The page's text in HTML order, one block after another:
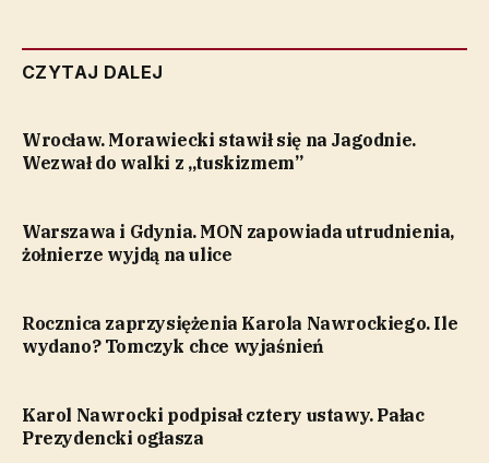
CZYTAJ DALEJ
Wrocław. Morawiecki stawił się na Jagodnie.
Wezwał do walki z „tuskizmem”
Warszawa i Gdynia. MON zapowiada utrudnienia,
żołnierze wyjdą na ulice
Rocznica zaprzysiężenia Karola Nawrockiego. Ile
wydano? Tomczyk chce wyjaśnień
Karol Nawrocki podpisał cztery ustawy. Pałac
Prezydencki ogłasza